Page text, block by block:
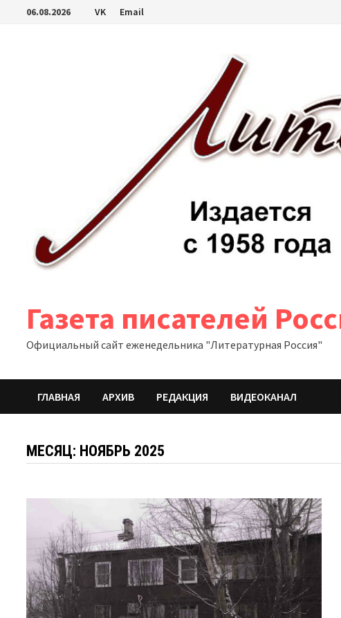
Перейти06.08.2026 VK Email
Газета писателей
Официальный сайт еженедельника "Литературная Россия"
ГЛАВНАЯ АРХИВ РЕДАКЦИЯ ВИДЕОКАНАЛ
МЕСЯЦ: НОЯБРЬ 2025